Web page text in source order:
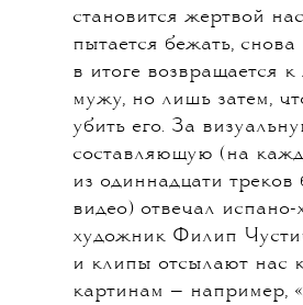
становится жертвой
пытается бежать, снова
в итоге возвращается
мужу, но лишь затем,
убить его. За
составляющую (на
из одиннадцати треков
видео) отвечал испано-
художник Филип
и клипы отсылают нас
картинам — например,